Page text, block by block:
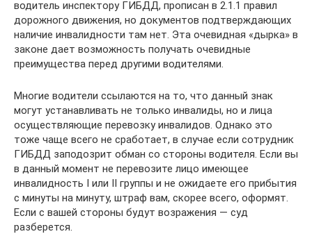
водитель инспектору ГИБДД, прописан в 2.1.1 правил
дорожного движения, но документов подтверждающих
наличие инвалидности там нет. Эта очевидная «дырка» в
законе дает возможность получать очевидные
преимущества перед другими водителями.
Многие водители ссылаются на то, что данный знак
могут устанавливать не только инвалиды, но и лица
осуществляющие перевозку инвалидов. Однако это
тоже чаще всего не сработает, в случае если сотрудник
ГИБДД заподозрит обман со стороны водителя. Если вы
в данный момент не перевозите лицо имеющее
инвалидность I или II группы и не ожидаете его прибытия
с минуты на минуту, штраф вам, скорее всего, оформят.
Если с вашей стороны будут возражения — суд
разберется.